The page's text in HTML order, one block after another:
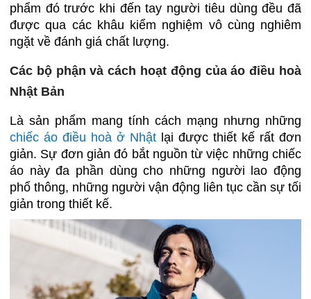
phẩm đó trước khi đến tay người tiêu dùng đều đã
được qua các khâu kiểm nghiệm vô cùng nghiêm
ngặt về đánh giá chất lượng.
Các bộ phận và cách hoạt động của áo điều hoà
Nhật Bản
Là sản phẩm mang tính cách mạng nhưng những
chiếc áo điều hoà ở Nhật lại được thiết kế rất đơn
giản. Sự đơn giản đó bắt nguồn từ việc những chiếc
áo này đa phần dùng cho những người lao động
phổ thông, những người vận động liên tục cần sự tối
giản trong thiết kế.